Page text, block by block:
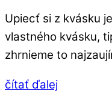
Upiecť si z kvásku
vlastného kvásku,
zhrnieme to
čítať ďalej